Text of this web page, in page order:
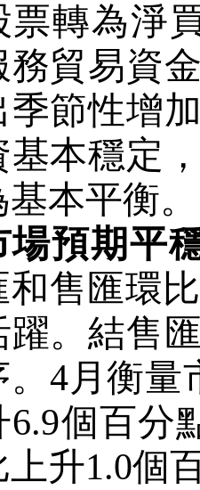
票轉為淨
務貿易資
季節性增
基本穩定
本平衡。
場預期平
和售匯環
躍。結售
。4月衡量
6.9個百
上升1.0個